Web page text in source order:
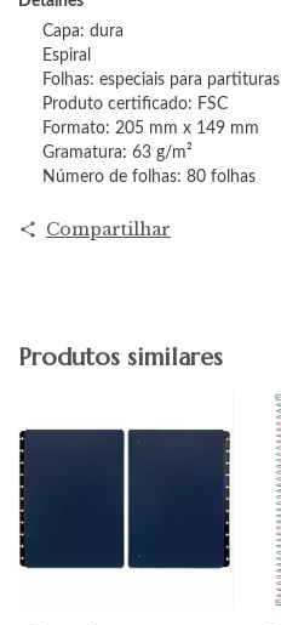
Capa: dura
Espiral
Folhas: especiais para partituras
Produto certificado: FSC
Formato: 205 mm x 149 mm
Gramatura: 63 g/m²
Número de folhas: 80 folhas
Compartilhar
Produtos similares